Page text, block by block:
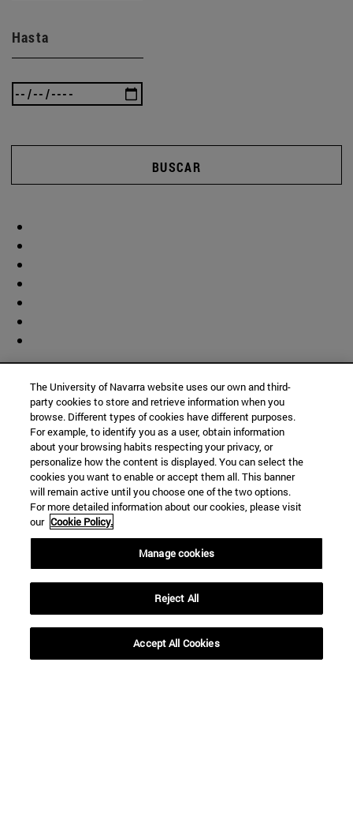
Hasta
BUSCAR
Accesos directos
(abre en nueva ventana)
Mi correo(abre en nueva ventana)
(abre en nueva ventana)
Búsqueda de personas(abre en nueva ventana)
Trabaja con nosotros(abre en nueva ventana)
The University of Navarra website uses our own and third-
party cookies to store and retrieve information when you
browse. Different types of cookies have different purposes.
For example, to identify you as a user, obtain information
about your browsing habits respecting your privacy, or
personalize how the content is displayed. You can select the
cookies you want to enable or accept them all. This banner
will remain active until you choose one of the two options.
For more detailed information about our cookies, please visit
our Cookie Policy.
Manage cookies
Reject All
Accept All Cookies